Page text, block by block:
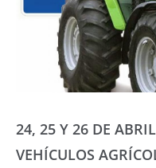
24, 25 Y 26 DE
VEHÍCULOS